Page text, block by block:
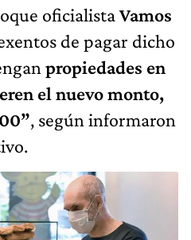
oficialistaVamos
de pagar dicho
propiedades en
el nuevo monto,
, según informaron